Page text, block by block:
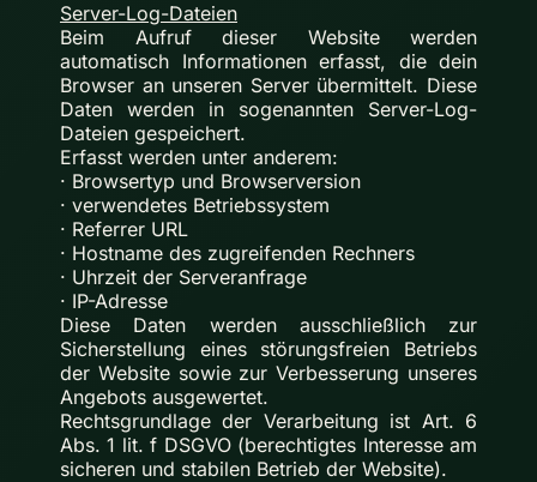
Server-Log-Dateien
Beim Aufruf dieser Website werden
automatisch Informationen erfasst, die dein
Browser an unseren Server übermittelt. Diese
Daten werden in sogenannten Server-Log-
Dateien gespeichert.
Erfasst werden unter anderem:
· Browsertyp und Browserversion
· verwendetes Betriebssystem
· Referrer URL
· Hostname des zugreifenden Rechners
· Uhrzeit der Serveranfrage
· IP-Adresse
Diese Daten werden ausschließlich zur
Sicherstellung eines störungsfreien Betriebs
der Website sowie zur Verbesserung unseres
Angebots ausgewertet.
Rechtsgrundlage der Verarbeitung ist Art. 6
Abs. 1 lit. f DSGVO (berechtigtes Interesse am
sicheren und stabilen Betrieb der Website).